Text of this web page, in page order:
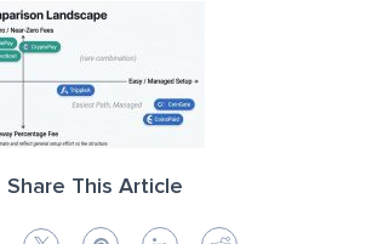
Share This Article